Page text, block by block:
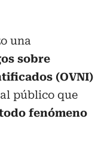
una
sobre
(OVNI)
público que
fenómeno